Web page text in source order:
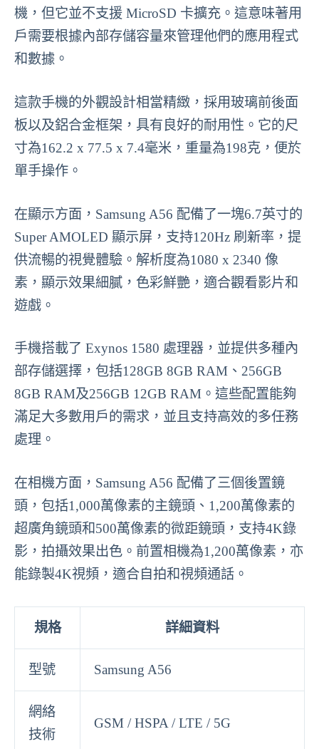
機，但它並不支援 MicroSD 卡擴充。這意味著用
戶需要根據內部存儲容量來管理他們的應用程式
和數據。
這款手機的外觀設計相當精緻，採用玻璃前後面
板以及鋁合金框架，具有良好的耐用性。它的尺
寸為162.2 x 77.5 x 7.4毫米，重量為198克，便於
單手操作。
在顯示方面，Samsung A56 配備了一塊6.7英寸的
Super AMOLED 顯示屏，支持120Hz 刷新率，提
供流暢的視覺體驗。解析度為1080 x 2340 像
素，顯示效果細膩，色彩鮮艷，適合觀看影片和
遊戲。
手機搭載了 Exynos 1580 處理器，並提供多種內
部存儲選擇，包括128GB 8GB RAM、256GB
8GB RAM及256GB 12GB RAM。這些配置能夠
滿足大多數用戶的需求，並且支持高效的多任務
處理。
在相機方面，Samsung A56 配備了三個後置鏡
頭，包括1,000萬像素的主鏡頭、1,200萬像素的
超廣角鏡頭和500萬像素的微距鏡頭，支持4K錄
影，拍攝效果出色。前置相機為1,200萬像素，亦
能錄製4K視頻，適合自拍和視頻通話。
規格 詳細資料
型號 Samsung A56
網絡
技術
GSM / HSPA / LTE / 5G